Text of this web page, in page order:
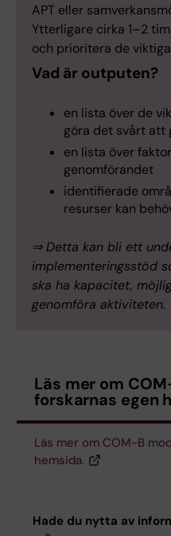
APT eller
Ytterligare cirka 1–2
och prioritera de
Vad är outputen?
en lista över de
göra det svårt att
en lista över
genomförandet
identifierade
resurser kan
⇒ Detta kan bli ett
implementeringsstöd
ska ha kapacitet,
genomföra aktiviteten.
Läs mer om
forskarnas egen
Läs mer om COM-B
hemsida.
Hade du nytta av